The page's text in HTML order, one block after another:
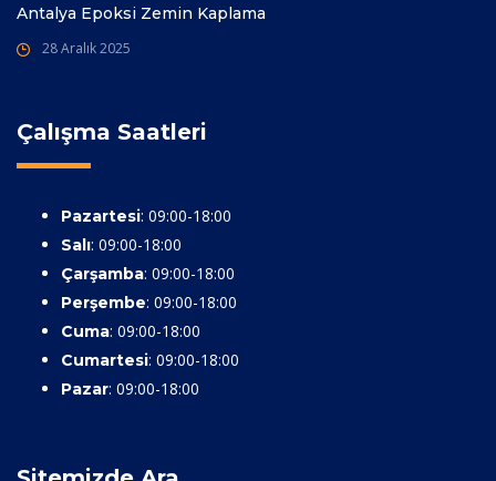
Antalya Epoksi Zemin Kaplama
28 Aralık 2025
Çalışma Saatleri
Pazartesi: 09:00-18:00
Salı: 09:00-18:00
Çarşamba: 09:00-18:00
Perşembe: 09:00-18:00
Cuma: 09:00-18:00
Cumartesi: 09:00-18:00
Pazar: 09:00-18:00